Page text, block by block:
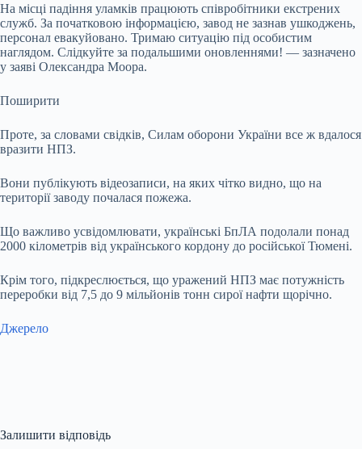
На місці падіння уламків працюють співробітники екстрених
служб. За початковою інформацією, завод не зазнав ушкоджень,
персонал евакуйовано. Тримаю ситуацію під особистим
наглядом. Слідкуйте за подальшими оновленнями! — зазначено
у заяві Олександра Моора.
Поширити
Проте, за словами свідків, Силам оборони України все ж вдалося
вразити НПЗ.
Вони публікують відеозаписи, на яких чітко видно, що на
території заводу почалася пожежа.
Що важливо усвідомлювати, українські БпЛА подолали понад
2000 кілометрів від українського кордону до російської Тюмені.
Крім того, підкреслюється, що уражений НПЗ має потужність
переробки від 7,5 до 9 мільйонів тонн сирої нафти щорічно.
Джерело
Залишити відповідь